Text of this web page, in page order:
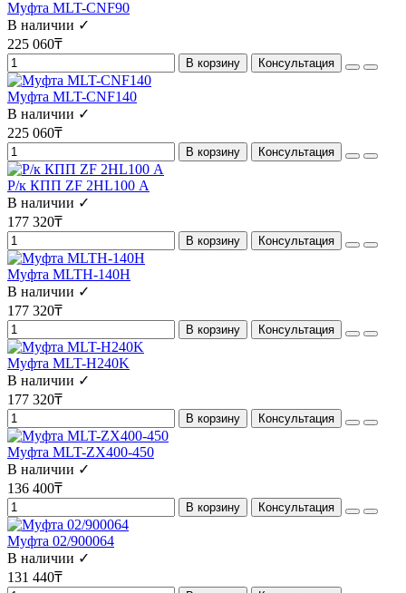
Муфта MLT-CNF90
В наличии ✓
225 060₸
В корзину Консультация
Муфта MLT-CNF140
В наличии ✓
225 060₸
В корзину Консультация
Р/к КПП ZF 2HL100 А
В наличии ✓
177 320₸
В корзину Консультация
Муфта MLTH-140H
В наличии ✓
177 320₸
В корзину Консультация
Муфта MLT-H240K
В наличии ✓
177 320₸
В корзину Консультация
Муфта MLT-ZX400-450
В наличии ✓
136 400₸
В корзину Консультация
Муфта 02/900064
В наличии ✓
131 440₸